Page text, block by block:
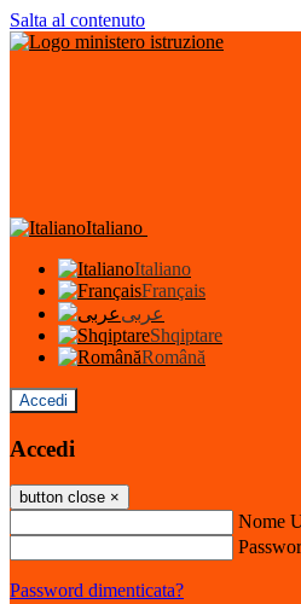
Salta al contenuto
Italiano
Italiano
Français
عربى
Shqiptare
Română
Accedi
Accedi
button close ×
Nome
Password dimenticata?